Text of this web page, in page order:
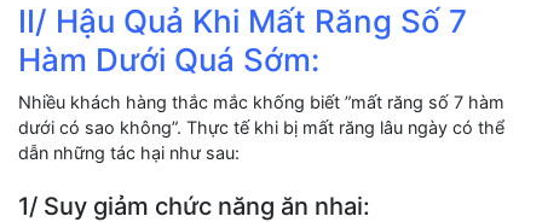
II/ Hậu Quả Khi Mất Răng Số 7
Hàm Dưới Quá Sớm:
Nhiều khách hàng thắc mắc khống biết ”mất răng số 7 hàm
dưới có sao không”. Thực tế khi bị mất răng lâu ngày có thể
dẫn những tác hại như sau:
1/ Suy giảm chức năng ăn nhai: